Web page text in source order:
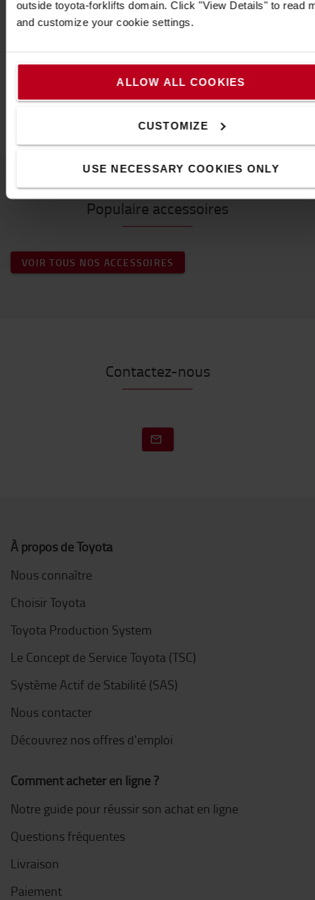
outside toyota-forklifts domain. Click "View Details" to read
and customize your cookie settings.
ALLOW ALL COOKIES
CUSTOMIZE
USE NECESSARY COOKIES ONLY
Caractéristiques
Couleur:Noir
Populaire accessoires
VOIR TOUS NOS ACCESSOIRES
Contactez-nous
À propos de Toyota
Nous connaître
Choisir Toyota
Toyota Production System
Le Concept de Service Toyota (TSC)
Système Actif de Stabilité (SAS)
Nous contacter
Découvrez nos offres d'emploi
Comment acheter en ligne ?
Notre guide pour réussir son achat en ligne
Questions fréquentes
Livraison
Paiement